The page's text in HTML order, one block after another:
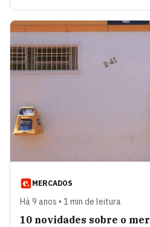
MERCADOS
Há 9 anos • 1 min de leitura
10 novidades sobre o